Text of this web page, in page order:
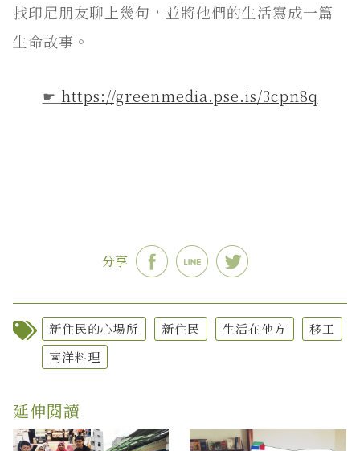
找印尼朋友聊上幾句，並將他們的生活寫成一篇
生命故事。
☛ https://greenmedia.pse.is/3cpn8q
分享
新住民的心場所 新住民 生活在他方
移工
南洋料理
延伸閱讀